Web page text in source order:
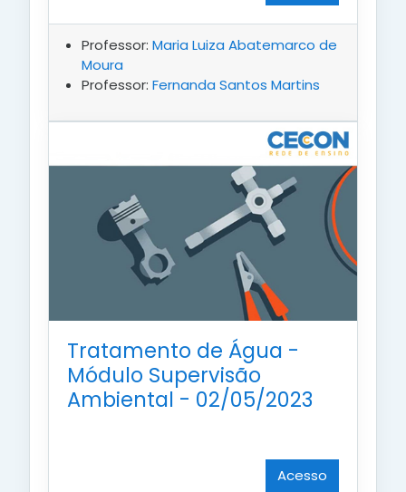
Professor: Maria Luiza Abatemarco de
Moura
Professor: Fernanda Santos Martins
Tratamento de Água -
Módulo Supervisão
Ambiental - 02/05/2023
Acesso